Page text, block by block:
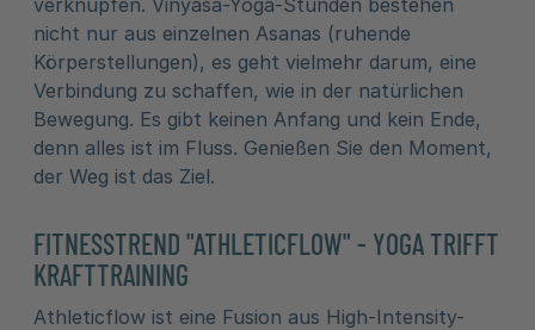
verknüpfen. Vinyasa-Yoga-Stunden bestehen
nicht nur aus einzelnen Asanas (ruhende
Körperstellungen), es geht vielmehr darum, eine
Verbindung zu schaffen, wie in der natürlichen
Bewegung. Es gibt keinen Anfang und kein Ende,
denn alles ist im Fluss. Genießen Sie den Moment,
der Weg ist das Ziel.
FITNESSTREND "ATHLETICFLOW" - YOGA TRIFFT
KRAFTTRAINING
Athleticflow ist eine Fusion aus High-Intensity-